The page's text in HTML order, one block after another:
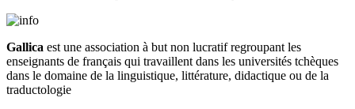
Gallica est une association à but non lucratif regroupant les
enseignants de français qui travaillent dans les universités tchèques
dans le domaine de la linguistique, littérature, didactique ou de la
traductologie